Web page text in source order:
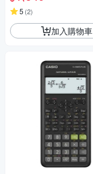
5 (2)
加入購物車